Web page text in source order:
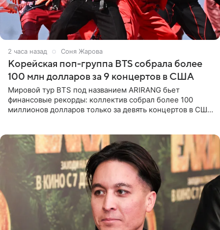
2 часа назад Соня Жарова
Корейская поп-группа BTS собрала более
100 млн долларов за 9 концертов в США
Мировой тур BTS под названием ARIRANG бьет
финансовые рекорды: коллектив собрал более 100
миллионов долларов только за девять концертов в США.